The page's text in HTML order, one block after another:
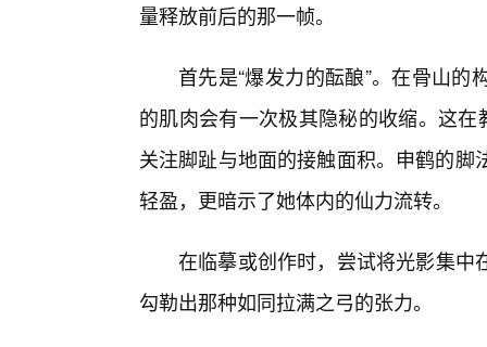
量释放前后的那一帧。
首先是“爆发力的酝酿”。在骨山
的肌肉会有一次极其隐秘的收缩。这
关注脚趾与地面的接触面积。申鹤的
轻盈，更暗示了她体内的仙力流转。
在临摹或创作时，尝试将光影集中
勾勒出那种如同拉满之弓的张力。